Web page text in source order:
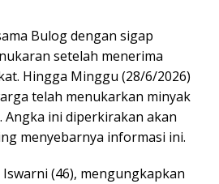
Bulog dengan sigap
setelah menerima
Hingga Minggu (28/6/2026)
telah menukarkan minyak
ini diperkirakan akan
menyebarnya informasi ini.
(46), mengungkapkan